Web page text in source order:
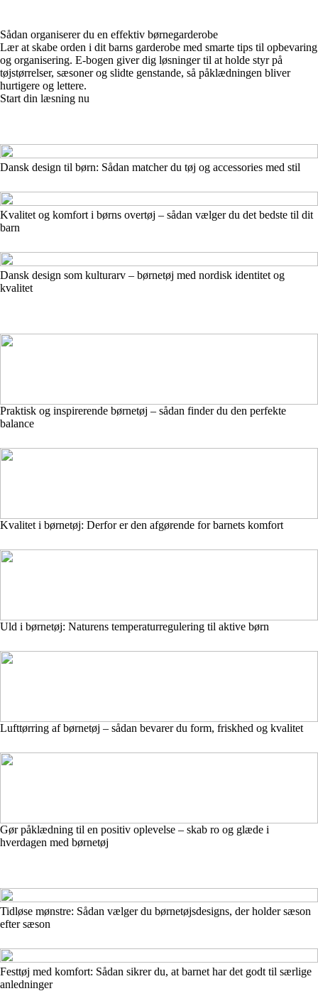
Sådan organiserer du en effektiv børnegarderobe
Lær at skabe orden i dit barns garderobe med smarte tips til opbevaring
og organisering. E-bogen giver dig løsninger til at holde styr på
tøjstørrelser, sæsoner og slidte genstande, så påklædningen bliver
hurtigere og lettere.
Start din læsning nu
Dansk design til børn: Sådan matcher du tøj og accessories med stil
Kvalitet og komfort i børns overtøj – sådan vælger du det bedste til dit
barn
Dansk design som kulturarv – børnetøj med nordisk identitet og
kvalitet
Praktisk og inspirerende børnetøj – sådan finder du den perfekte
balance
Kvalitet i børnetøj: Derfor er den afgørende for barnets komfort
Uld i børnetøj: Naturens temperaturregulering til aktive børn
Lufttørring af børnetøj – sådan bevarer du form, friskhed og kvalitet
Gør påklædning til en positiv oplevelse – skab ro og glæde i
hverdagen med børnetøj
Tidløse mønstre: Sådan vælger du børnetøjsdesigns, der holder sæson
efter sæson
Festtøj med komfort: Sådan sikrer du, at barnet har det godt til særlige
anledninger